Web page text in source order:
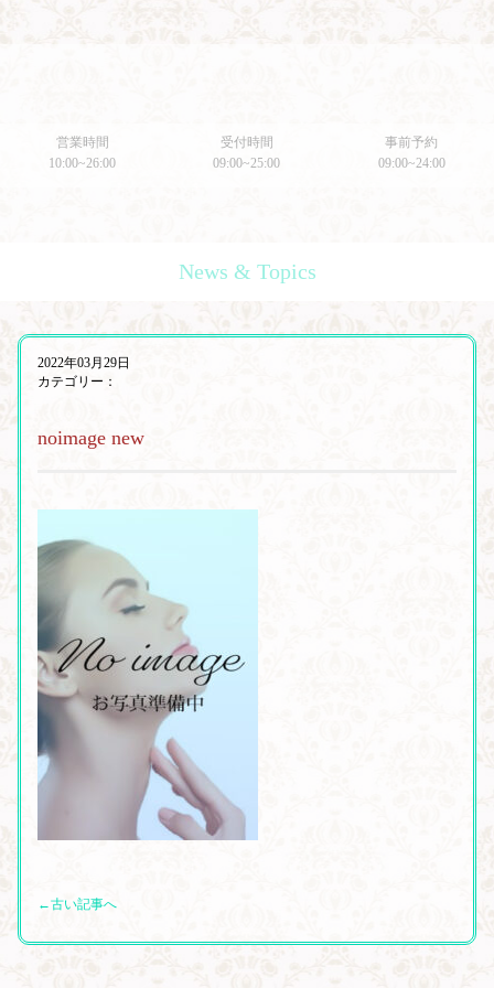
営業時間
10:00~26:00
受付時間
09:00~25:00
事前予約
09:00~24:00
News & Topics
2022年03月29日
カテゴリー：
noimage new
←古い記事へ